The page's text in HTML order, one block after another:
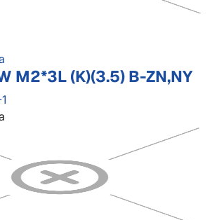
M2*3L (K)(3.5) B-ZN,NY